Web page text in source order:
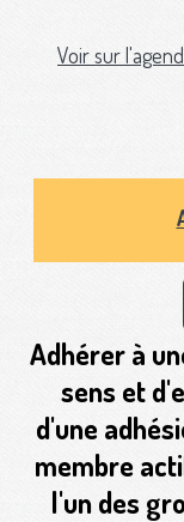
Voir sur
Adhérer à
sens et
d'une
membre
l'un des